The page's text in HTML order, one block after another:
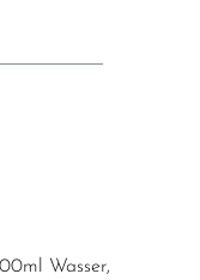
Wasser,